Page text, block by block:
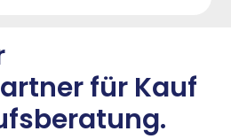
für Kauf